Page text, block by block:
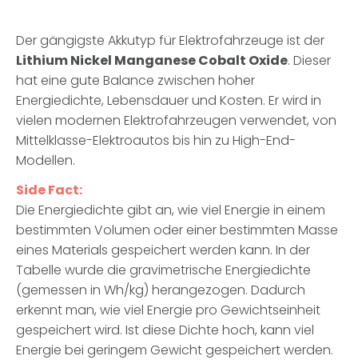
Der gängigste Akkutyp für Elektrofahrzeuge ist der
Lithium Nickel Manganese Cobalt Oxide. Dieser
hat eine gute Balance zwischen hoher
Energiedichte, Lebensdauer und Kosten. Er wird in
vielen modernen Elektrofahrzeugen verwendet, von
Mittelklasse-Elektroautos bis hin zu High-End-
Modellen.
Side Fact:
Die Energiedichte gibt an, wie viel Energie in einem
bestimmten Volumen oder einer bestimmten Masse
eines Materials gespeichert werden kann. In der
Tabelle wurde die gravimetrische Energiedichte
(gemessen in Wh/kg) herangezogen. Dadurch
erkennt man, wie viel Energie pro Gewichtseinheit
gespeichert wird. Ist diese Dichte hoch, kann viel
Energie bei geringem Gewicht gespeichert werden.